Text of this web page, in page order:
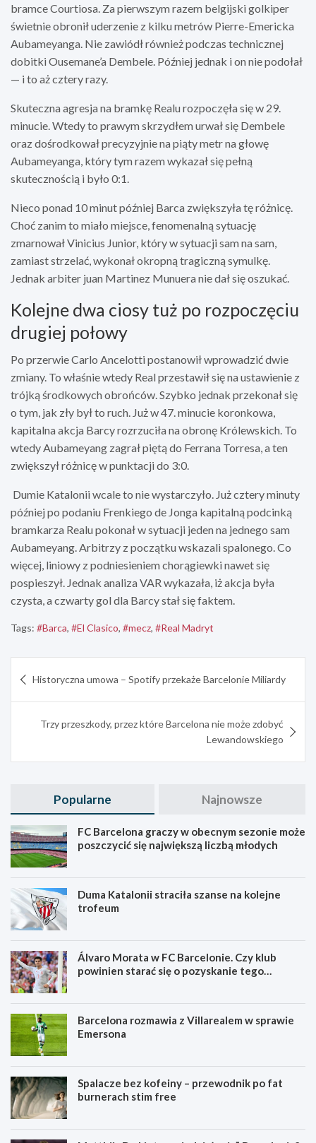
bramce Courtiosa. Za pierwszym razem belgijski golkiper
świetnie obronił uderzenie z kilku metrów Pierre-Emericka
Aubameyanga. Nie zawiódł również podczas technicznej
dobitki Ousemane’a Dembele. Później jednak i on nie podołał
— i to aż cztery razy.
Skuteczna agresja na bramkę Realu rozpoczęła się w 29.
minucie. Wtedy to prawym skrzydłem urwał się Dembele
oraz dośrodkował precyzyjnie na piąty metr na głowę
Aubameyanga, który tym razem wykazał się pełną
skutecznością i było 0:1.
Nieco ponad 10 minut później Barca zwiększyła tę różnicę.
Choć zanim to miało miejsce, fenomenalną sytuację
zmarnował Vinicius Junior, który w sytuacji sam na sam,
zamiast strzelać, wykonał okropną tragiczną symulkę.
Jednak arbiter juan Martinez Munuera nie dał się oszukać.
Kolejne dwa ciosy tuż po rozpoczęciu
drugiej połowy
Po przerwie Carlo Ancelotti postanowił wprowadzić dwie
zmiany. To właśnie wtedy Real przestawił się na ustawienie z
trójką środkowych obrońców. Szybko jednak przekonał się
o tym, jak zły był to ruch. Już w 47. minucie koronkowa,
kapitalna akcja Barcy rozrzuciła na obronę Królewskich. To
wtedy Aubameyang zagrał piętą do Ferrana Torresa, a ten
zwiększył różnicę w punktacji do 3:0.
Dumie Katalonii wcale to nie wystarczyło. Już cztery minuty
później po podaniu Frenkiego de Jonga kapitalną podcinką
bramkarza Realu pokonał w sytuacji jeden na jednego sam
Aubameyang. Arbitrzy z początku wskazali spalonego. Co
więcej, liniowy z podniesieniem chorągiewki nawet się
pospieszył. Jednak analiza VAR wykazała, iż akcja była
czysta, a czwarty gol dla Barcy stał się faktem.
Tags: #Barca, #El Clasico, #mecz, #Real Madryt
wpisu
Historyczna umowa – Spotify przekaże Barcelonie Miliardy
Trzy przeszkody, przez które Barcelona nie może zdobyć
Lewandowskiego
Popularne Najnowsze
FC Barcelona graczy w obecnym sezonie może
poszczycić się największą liczbą młodych
Duma Katalonii straciła szanse na kolejne
trofeum
Álvaro Morata w FC Barcelonie. Czy klub
powinien starać się o pozyskanie tego
Barcelona rozmawia z Villarealem w sprawie
Emersona
Spalacze bez kofeiny – przewodnik po fat
burnerach stim free